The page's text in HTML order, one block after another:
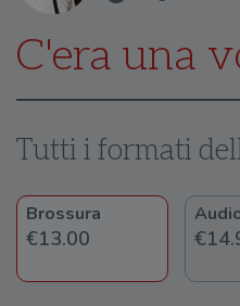
C'era una
Tutti i formati
Brossura
€13.00